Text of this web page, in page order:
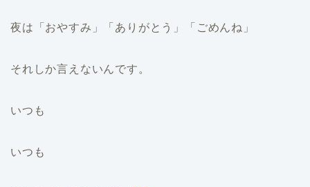
夜は「おやすみ」「ありがとう」「ごめんね」
それしか言えないんです。
いつも
いつも